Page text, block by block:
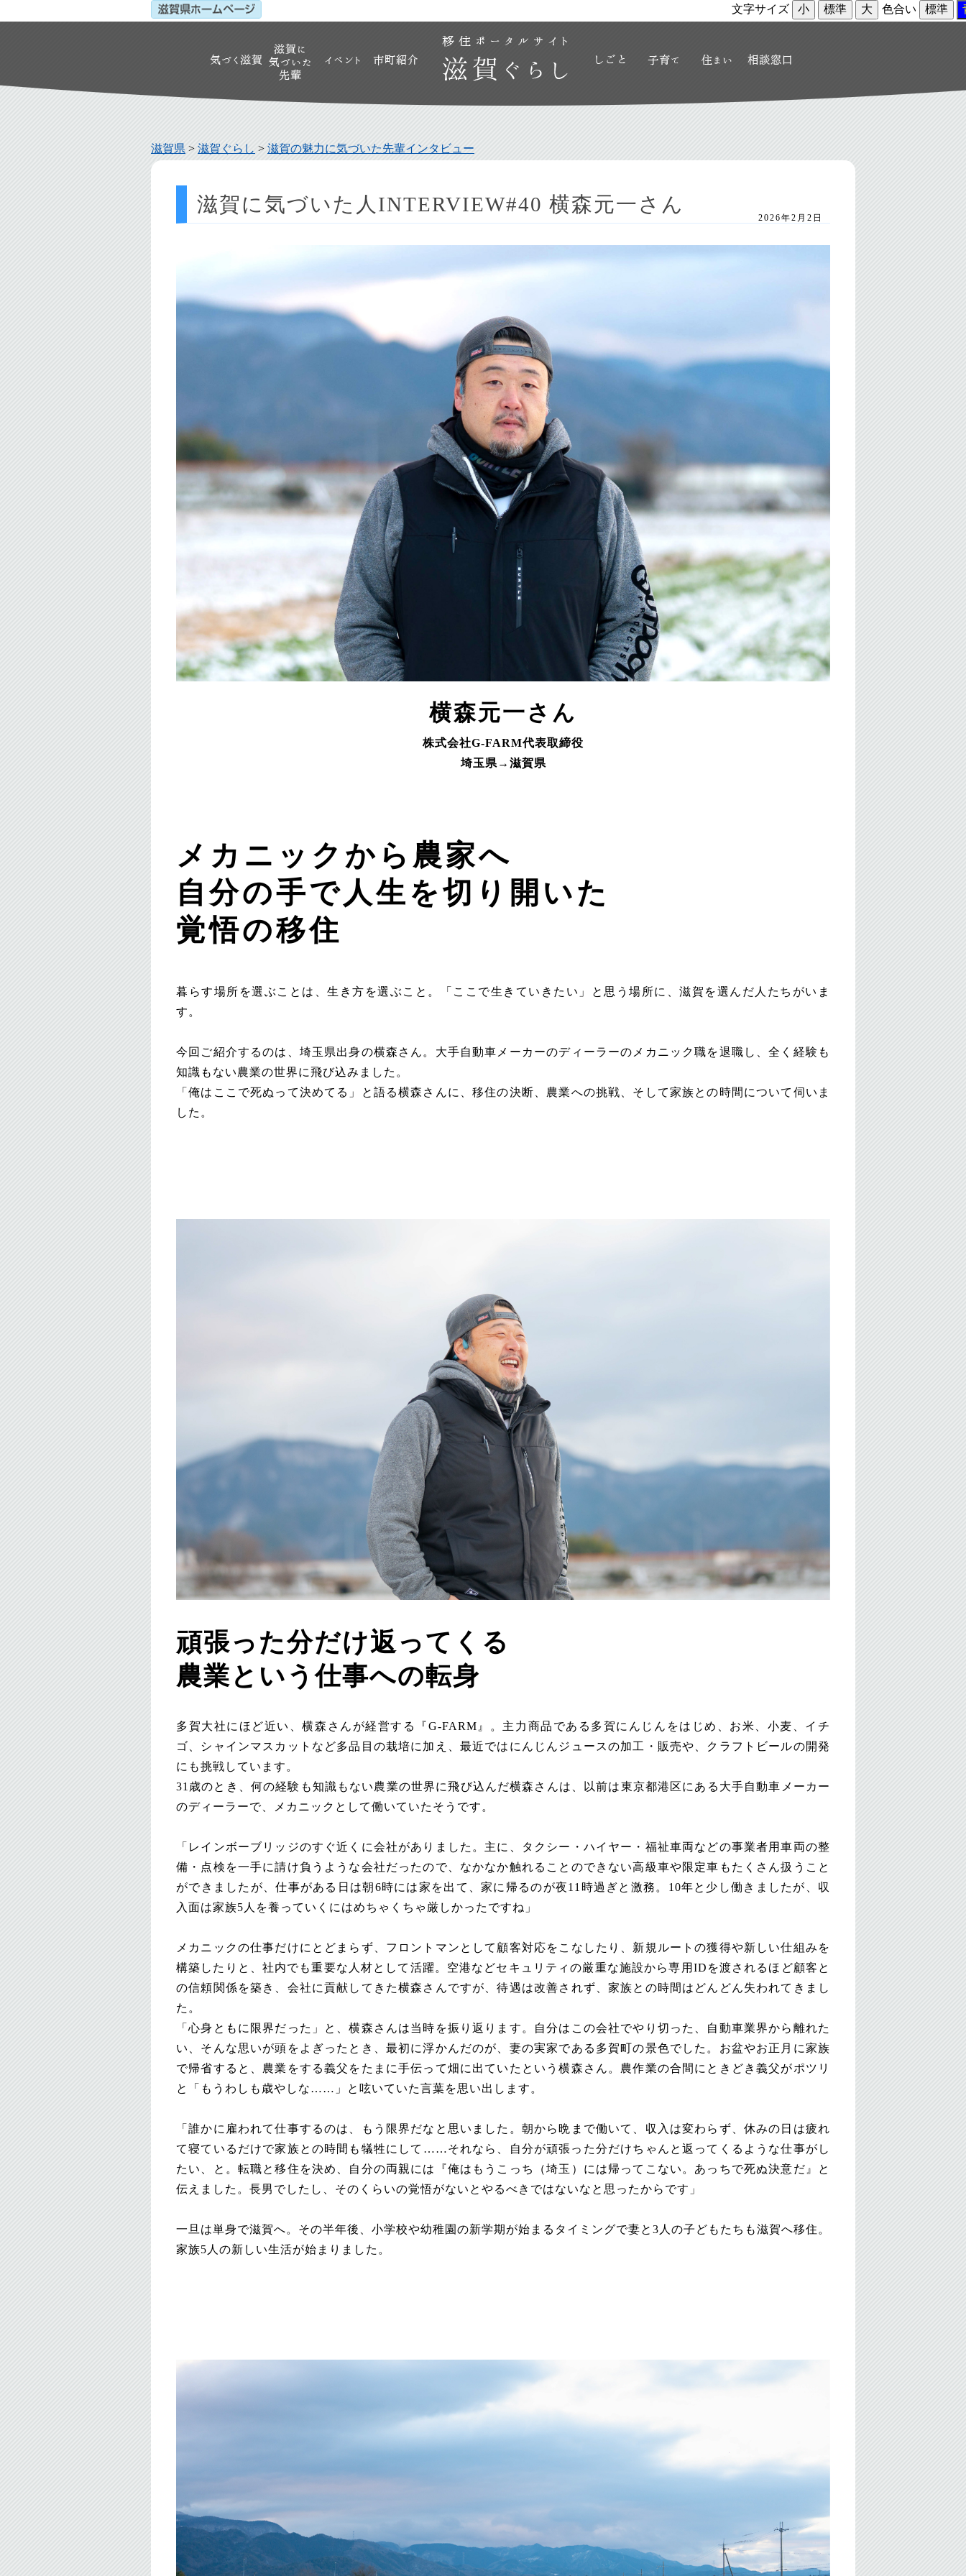
文字サイズ 小 標準 大 色合い 標準
滋賀県 > 滋賀ぐらし > 滋賀の魅力に気づいた先輩インタビュー
滋賀に気づいた人INTERVIEW#40 横森元一さん
2026年2月2日
横森元一さん
株式会社G-FARM代表取締役
埼玉県→滋賀県
メカニックから農家へ
自分の手で人生を切り開いた
覚悟の移住
暮らす場所を選ぶことは、生き方を選ぶこと。「ここで生きていきたい」と思う場所に、滋賀を選んだ人たちがいま
す。
今回ご紹介するのは、埼玉県出身の横森さん。大手自動車メーカーのディーラーのメカニック職を退職し、全く経験も
知識もない農業の世界に飛び込みました。
「俺はここで死ぬって決めてる」と語る横森さんに、移住の決断、農業への挑戦、そして家族との時間について伺いま
した。
頑張った分だけ返ってくる
農業という仕事への転身
多賀大社にほど近い、横森さんが経営する『G-FARM』。主力商品である多賀にんじんをはじめ、お米、小麦、イチ
ゴ、シャインマスカットなど多品目の栽培に加え、最近ではにんじんジュースの加工・販売や、クラフトビールの開発
にも挑戦しています。
31歳のとき、何の経験も知識もない農業の世界に飛び込んだ横森さんは、以前は東京都港区にある大手自動車メーカー
のディーラーで、メカニックとして働いていたそうです。
「レインボーブリッジのすぐ近くに会社がありました。主に、タクシー・ハイヤー・福祉車両などの事業者用車両の整
備・点検を一手に請け負うような会社だったので、なかなか触れることのできない高級車や限定車もたくさん扱うこと
ができましたが、仕事がある日は朝6時には家を出て、家に帰るのが夜11時過ぎと激務。10年と少し働きましたが、収
入面は家族5人を養っていくにはめちゃくちゃ厳しかったですね」
メカニックの仕事だけにとどまらず、フロントマンとして顧客対応をこなしたり、新規ルートの獲得や新しい仕組みを
構築したりと、社内でも重要な人材として活躍。空港などセキュリティの厳重な施設から専用IDを渡されるほど顧客と
の信頼関係を築き、会社に貢献してきた横森さんですが、待遇は改善されず、家族との時間はどんどん失われてきまし
た。
「心身ともに限界だった」と、横森さんは当時を振り返ります。自分はこの会社でやり切った、自動車業界から離れた
い、そんな思いが頭をよぎったとき、最初に浮かんだのが、妻の実家である多賀町の景色でした。お盆やお正月に家族
で帰省すると、農業をする義父をたまに手伝って畑に出ていたという横森さん。農作業の合間にときどき義父がポツリ
と「もうわしも歳やしな……」と呟いていた言葉を思い出します。
「誰かに雇われて仕事するのは、もう限界だなと思いました。朝から晩まで働いて、収入は変わらず、休みの日は疲れ
て寝ているだけで家族との時間も犠牲にして……それなら、自分が頑張った分だけちゃんと返ってくるような仕事がし
たい、と。転職と移住を決め、自分の両親には『俺はもうこっち（埼玉）には帰ってこない。あっちで死ぬ決意だ』と
伝えました。長男でしたし、そのくらいの覚悟がないとやるべきではないなと思ったからです」
一旦は単身で滋賀へ。その半年後、小学校や幼稚園の新学期が始まるタイミングで妻と3人の子どもたちも滋賀へ移住。
家族5人の新しい生活が始まりました。